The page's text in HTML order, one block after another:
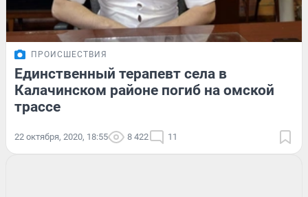
ПРОИСШЕСТВИЯ
Единственный терапевт села в
Калачинском районе погиб на омской
трассе
22 октября, 2020, 18:55 8 422 11